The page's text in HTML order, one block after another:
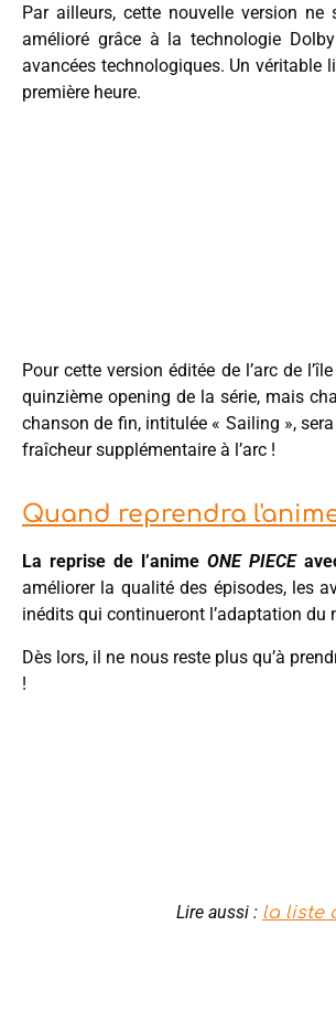
Par ailleurs, cette nouvelle version ne
amélioré grâce à la technologie
avancées technologiques. Un véritable
première heure.
Pour cette version éditée de l’arc de
quinzième opening de la série, mais
chanson de fin, intitulée « Sailing »,
fraîcheur supplémentaire à l’arc !
Quand reprendra
La reprise de l’anime ONE PIECE
améliorer la qualité des épisodes, les
inédits qui continueront l’adaptation du
Dès lors, il ne nous reste plus qu’à
!
Lire aussi : la liste